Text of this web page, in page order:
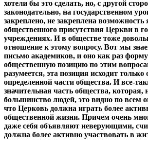
хотели бы это сделать, но, с другой
законодательно, на государственном
закреплено, не закреплена возможность
общественного присутствия Церкви в
учреждениях. И в обществе тоже
отношение к этому вопросу. Вот мы
письмо академиков, и оно как раз
общественную позицию по этим
разумеется, эта позиция исходит только
определенной части общества. И все-
значительная часть общества, которая,
большинство людей, это видно по всем
что Церковь должна играть более
общественной жизни. Причем очень
даже себя объявляют неверующими,
должна более активно участвовать в